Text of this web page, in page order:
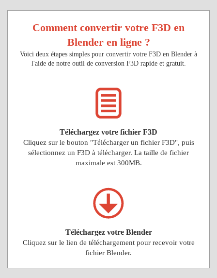
Comment convertir votre F3D en
Blender en ligne ?
Voici deux étapes simples pour convertir votre F3D en Blender à
l'aide de notre outil de conversion F3D rapide et gratuit.
Téléchargez votre fichier F3D
Cliquez sur le bouton "Télécharger un fichier F3D", puis
sélectionnez un F3D à télécharger. La taille de fichier
maximale est 300MB.
Téléchargez votre Blender
Cliquez sur le lien de téléchargement pour recevoir votre
fichier Blender.